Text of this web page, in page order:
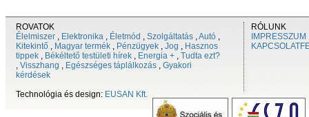
ROVATOK
Élelmiszer , Elektronika , Életmód , Szolgáltatás ,Autó ,
Kitekintő , Magyar termék , Pénzügyek , Jog , Hasznos
tippek , Békéltető testületi hírek , Energia + , Tudta ezt?
, Visszhang , Egészséges táplálkozás , Gyakori
kérdések
Technológia és design: EUSAN Kft.
RÓLUNK
IMPRESSZUM